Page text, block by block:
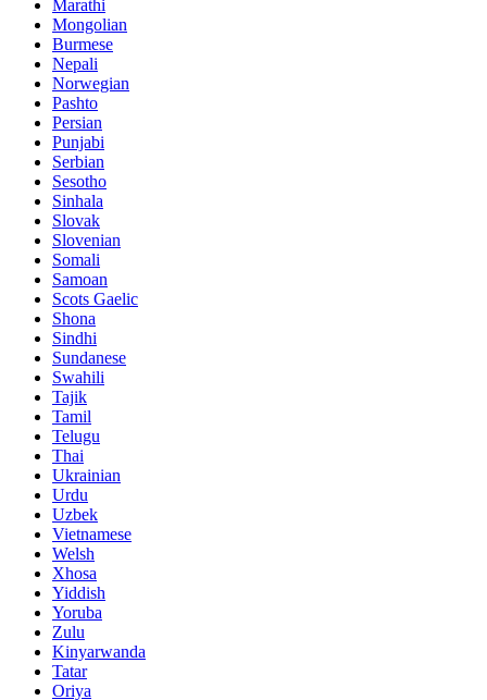
Marathi
Mongolian
Burmese
Nepali
Norwegian
Pashto
Persian
Punjabi
Serbian
Sesotho
Sinhala
Slovak
Slovenian
Somali
Samoan
Scots Gaelic
Shona
Sindhi
Sundanese
Swahili
Tajik
Tamil
Telugu
Thai
Ukrainian
Urdu
Uzbek
Vietnamese
Welsh
Xhosa
Yiddish
Yoruba
Zulu
Kinyarwanda
Tatar
Oriya